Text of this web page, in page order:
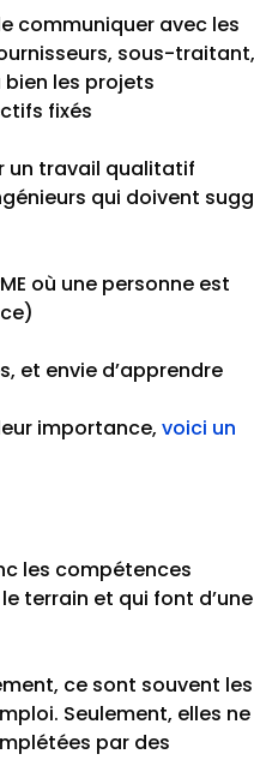
communiquer avec les
sous-
les projets
fixés
un travail qualitatif
qui doivent
où une personne est
et envie d’apprendre
importance, voici un
les compétences
terrain et qui font d’une
ce sont souvent les
Seulement, elles
par des